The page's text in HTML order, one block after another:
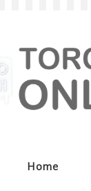
Home